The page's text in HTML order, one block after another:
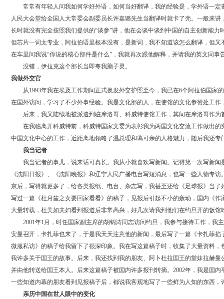
常常有年轻人问我如何学好外语，如何当好翻译，我的经验是，学外语一定
人民大会堂给全国人大常委会副委员长许嘉璐先生当翻译时就卡了壳。一般来
长时就没有完全按照我们提供的“谈参”讲，他在会谈中谈到中国的自主创新能
但芯片一词太专业，阿拉伯语里根本没有，是新词，我不知道该怎么翻译，但又
在车里问我说“你说的核心部件是什么”，我就再次跟他解释，并请我的英文同
翻译没错，伊拉克这个部长当即夸我脑子灵。
我做外交官
从1993年我在埃及工作期间正式换发外交护照至今，我已在6个阿拉伯国家
在国外访问，学习了不少外事经验。我是文化部的人，在使馆的文化参赞处工
后来，我又陆续地被派遣到驻摩洛哥、科威特使馆工作，其间在摩洛哥作为
在我临离开科威特前，科威特国家文委为表彰我为两国文化交流工作做出的
中国文化中心的工作，近距离地领略了温总理和蔼可亲的人格魅力，随后我还
我当记者
我当记者的事儿，说来话可真长。我从小就喜欢写新闻。记得第一次写新闻
《沈阳日报》、《沈阳晚报》和辽宁人民广播电台写短消息，也写一些人物专
京后，写得就更多了，给各类报纸、电台、杂志写，我甚至还给《足球报》当
写过一篇《杜月笙之女要回家看看》的稿子，见报后引起不小的轰动，国内《
大量转载，杜美如夫妇看到报道后非常高兴，好几次请我到他们在约旦开的饭馆
2001年1月，时任国家副主席的胡锦涛同志访问约旦，我参与接待工作，我
安曼召开，卡扎菲也来了，于是我天天注意他的新闻，最后写了一篇《卡扎菲
微服私访》的稿子给我留下了很深印象。我在写这篇稿子时，收集了大量资料
我许多关于国王的故事。后来，我还找到我的朋友、阿卜杜拉国王的堂妹拉赫
并由他转送给国王本人。后来这篇稿子被国内许多报刊转摘。2002年，我是国
一些知道内幕的朋友看到见报稿子后，都说我客观地写了一些鲜为人知的东西
亲历中国在世人眼中的变化